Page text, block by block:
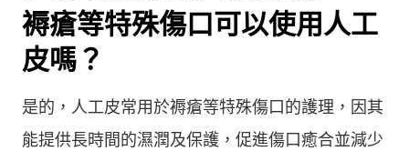
褥瘡等特殊傷口可以使用人工
皮嗎？
是的，人工皮常用於褥瘡等特殊傷口的護理，因其
能提供長時間的濕潤及保護，促進傷口癒合並減少